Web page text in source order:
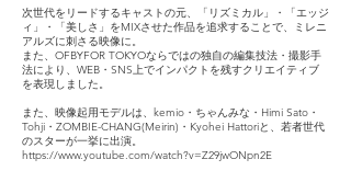
次世代をリードするキャストの元、「リズミカル」・「エッジ
ィ」・「美しさ」をMIXさせた作品を追求することで、ミレニ
アルズに刺さる映像に。
また、OFBYFOR TOKYOならではの独自の編集技法・撮影手
法により、WEB・SNS上でインパクトを残すクリエイティブ
を表現しました。
また、映像起用モデルは、kemio・ちゃんみな・Himi Sato・
Tohji・ZOMBIE-CHANG(Meirin)・Kyohei Hattoriと、若者世代
のスターが一挙に出演。
https://www.youtube.com/watch?v=Z29jwONpn2E